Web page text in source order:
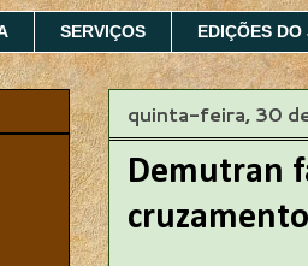
SERVIÇOS EDIÇÕES
quinta-feira, 30
Demutran